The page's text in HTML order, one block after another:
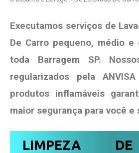
Executamos serviços de
De Carro pequeno, médio
toda Barragem SP.
regularizados pela
produtos inflamáveis
maior segurança para você e
LIMPEZA